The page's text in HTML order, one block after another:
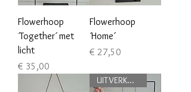
Flowerhoop
´Together´ met
licht
Prijs
€ 35,00
Flowerhoop
´Home´
Prijs
€ 27,50
UITVERKOOP